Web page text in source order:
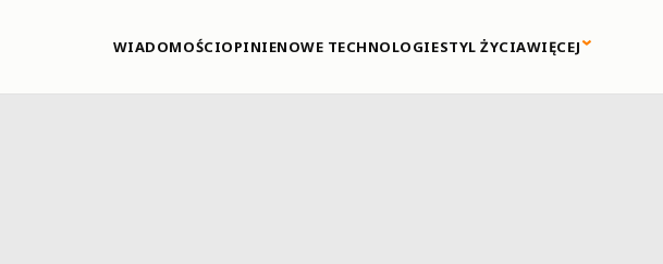
WIADOMOŚCIOPINIENOWE TECHNOLOGIESTYL ŻYCIAWIĘCEJ